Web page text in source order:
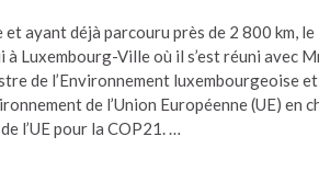
ayant déjà parcouru près de 2 800 km, le
Luxembourg-Ville où il s’est réuni avec
de l’Environnement luxembourgeoise et
de l’Union Européenne (UE) en
l’UE pour la COP21. …